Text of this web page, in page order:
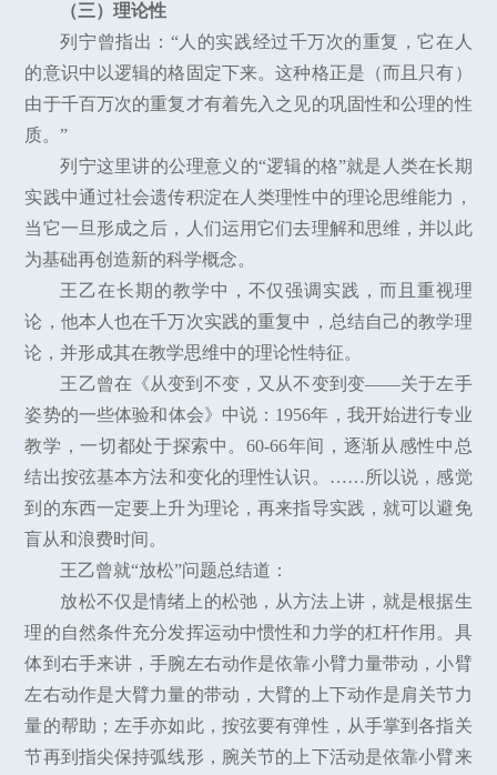
（三）理论性
列宁曾指出：“人的实践经过千万次的重复，它在人
的意识中以逻辑的格固定下来。这种格正是（而且只有）
由于千百万次的重复才有着先入之见的巩固性和公理的性
质。”
列宁这里讲的公理意义的“逻辑的格”就是人类在长期
实践中通过社会遗传积淀在人类理性中的理论思维能力，
当它一旦形成之后，人们运用它们去理解和思维，并以此
为基础再创造新的科学概念。
王乙在长期的教学中，不仅强调实践，而且重视理
论，他本人也在千万次实践的重复中，总结自己的教学理
论，并形成其在教学思维中的理论性特征。
王乙曾在《从变到不变，又从不变到变——关于左手
姿势的一些体验和体会》中说：1956年，我开始进行专业
教学，一切都处于探索中。60-66年间，逐渐从感性中总
结出按弦基本方法和变化的理性认识。……所以说，感觉
到的东西一定要上升为理论，再来指导实践，就可以避免
盲从和浪费时间。
王乙曾就“放松”问题总结道：
放松不仅是情绪上的松弛，从方法上讲，就是根据生
理的自然条件充分发挥运动中惯性和力学的杠杆作用。具
体到右手来讲，手腕左右动作是依靠小臂力量带动，小臂
左右动作是大臂力量的带动，大臂的上下动作是肩关节力
量的帮助；左手亦如此，按弦要有弹性，从手掌到各指关
节再到指尖保持弧线形，腕关节的上下活动是依靠小臂来